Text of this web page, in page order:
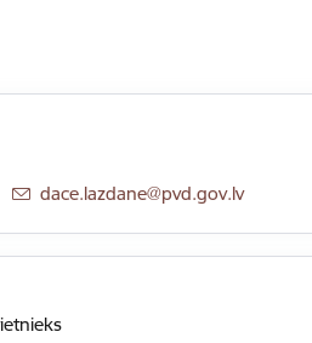
E-pasts:
dace.lazdane@pvd.gov.lv